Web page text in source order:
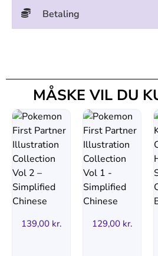
Betaling
MÅSKE VIL DU
139,00 kr. 129,00 kr.